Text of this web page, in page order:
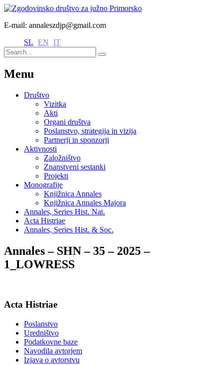
E-mail: annaleszdjp@gmail.com
SL EN IT
Menu
Društvo
Vizitka
Akti
Organi društva
Poslanstvo, strategija in vizija
Partnerji in sponzorji
Aktivnosti
Založništvo
Znanstveni sestanki
Projekti
Monografije
Knjižnica Annales
Knjižnica Annales Majora
Annales, Series Hist. Nat.
Acta Histriae
Annales, Series Hist. & Soc.
Annales – SHN – 35 – 2025 –
1_LOWRESS
Acta Histriae
Poslanstvo
Uredništvo
Podatkovne baze
Navodila avtorjem
Izjava o avtorstvu